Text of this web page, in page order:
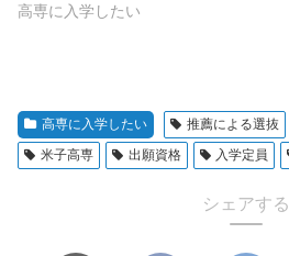
高専に入学したい
高専に入学したい 推薦による選抜
米子高専
出願資格 入学定員
シェアする